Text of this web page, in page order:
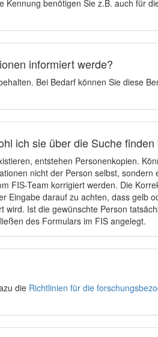
benötigen Sie z.B. auch für
informiert werde?
Bei Bedarf können Sie diese
ich sie über die Suche finden
entstehen Personenkopien.
nicht der Person selbst, sondern
FIS-Team korrigiert werden. Die
Eingabe darauf zu achten, dass gelb
Ist die gewünschte Person
des Formulars im FIS angelegt.
die Richtlinien für die